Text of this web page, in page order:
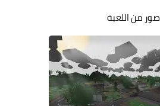
صور من اللعبة